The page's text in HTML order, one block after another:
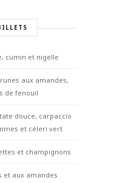
cumin et nigelle
aux amandes,
de fenouil
douce, carpaccio
et céleri vert
et champignons
et aux amandes